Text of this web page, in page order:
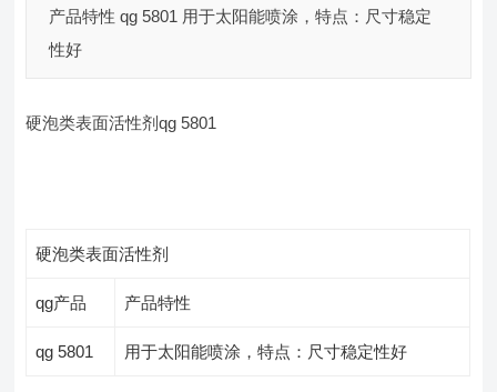
产品特性 qg 5801 用于太阳能喷涂，特点：尺寸稳定
性好
硬泡类表面活性剂qg 5801
硬泡类表面活性剂
qg产品 产品特性
qg 5801 用于太阳能喷涂，特点：尺寸稳定性好